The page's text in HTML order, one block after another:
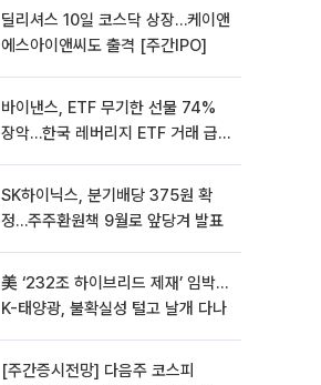
딜리셔스 10일 코스닥 상장…케이앤
에스아이앤씨도 출격 [주간IPO]
바이낸스, ETF 무기한 선물 74%
장악…한국 레버리지 ETF 거래 급
SK하이닉스, 분기배당 375원 확
정…주주환원책 9월로 앞당겨 발표
美 ‘232조 하이브리드 제재’ 임박…
K-태양광, 불확실성 털고 날개 다나
[주간증시전망] 다음주 코스피